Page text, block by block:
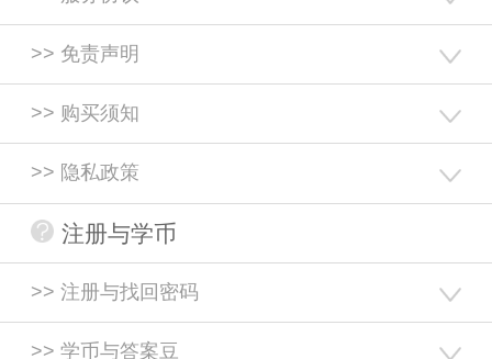
>> 免责声明
>> 购买须知
>> 隐私政策
注册与学币
>> 注册与找回密码
>> 学币与答案豆